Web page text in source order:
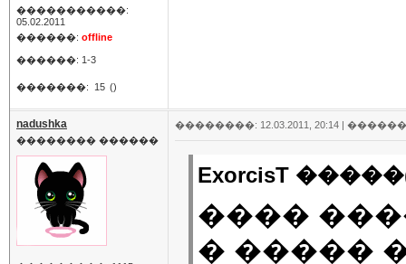
�����������:
05.02.2011
������: offline
������: 1-3
�������: 15 ()
nadushka
�������� ������
��������: 12.03.2011, 20:14 |
ExorcisT
����
� �����